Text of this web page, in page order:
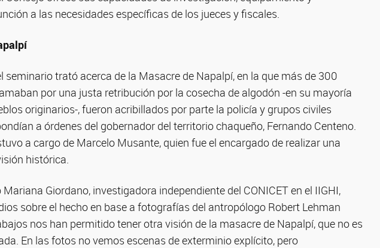
a las necesidades específicas de los jueces y fiscales.
seminario trató acerca de la Masacre de Napalpí, en la que más de 300
por una justa retribución por la cosecha de algodón -en su mayoría
originarios-, fueron acribillados por parte la policía y grupos civiles
a órdenes del gobernador del territorio chaqueño, Fernando Centeno.
a cargo de Marcelo Musante, quien fue el encargado de realizar una
histórica.
Giordano, investigadora independiente del CONICET en el IIGHI,
sobre el hecho en base a fotografías del antropólogo Robert Lehman
nos han permitido tener otra visión de la masacre de Napalpí, que no es
En las fotos no vemos escenas de exterminio explícito, pero